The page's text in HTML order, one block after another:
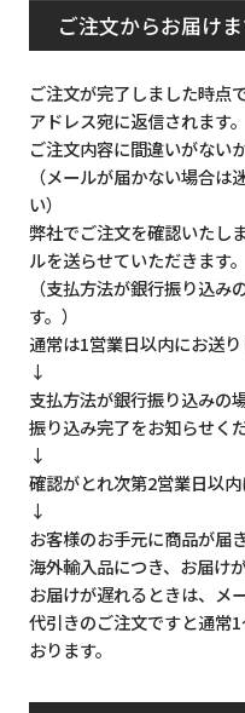
ご注文からお届け
ご注文が完了しました時点
アドレス宛に返信されます。
ご注文内容に間違いがない
（メールが届かない場合
い）
弊社でご注文を確認いたし
ルを送らせていただきます。
（支払方法が銀行振り込
す。）
通常は1営業日以内にお送り
↓
支払方法が銀行振り込みの
振り込み完了をお知らせく
↓
確認がとれ次第2営業日以
↓
お客様のお手元に商品が届き
海外輸入品につき、お届け
お届けが遅れるときは、メ
代引きのご注文ですと通常
おります。